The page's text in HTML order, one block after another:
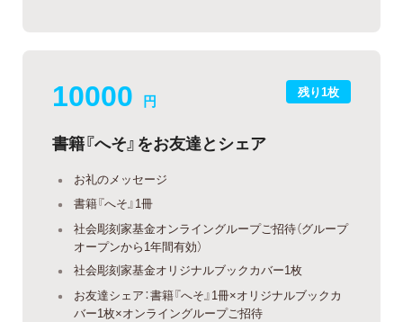
残り1枚
10000 円
書籍『へそ』をお友達とシェア
お礼のメッセージ
書籍『へそ』1冊
社会彫刻家基金オンライングループご招待（グループ
オープンから1年間有効）
社会彫刻家基金オリジナルブックカバー1枚
お友達シェア：書籍『へそ』1冊×オリジナルブックカ
バー1枚×オンライングループご招待